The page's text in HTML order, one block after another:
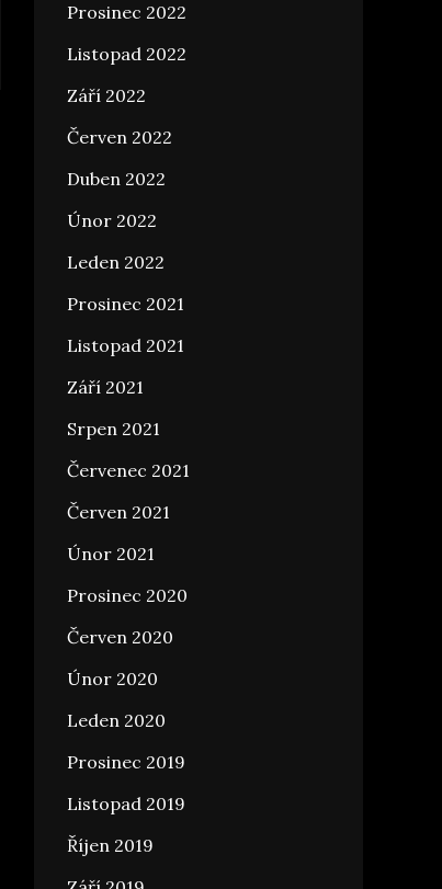
Prosinec 2022
Listopad 2022
Září 2022
Červen 2022
Duben 2022
Únor 2022
Leden 2022
Prosinec 2021
Listopad 2021
Září 2021
Srpen 2021
Červenec 2021
Červen 2021
Únor 2021
Prosinec 2020
Červen 2020
Únor 2020
Leden 2020
Prosinec 2019
Listopad 2019
Říjen 2019